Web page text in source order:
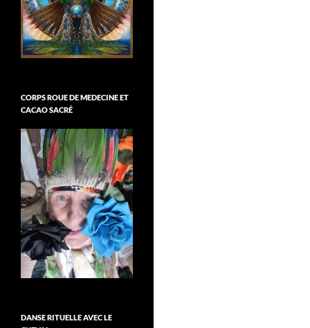
CORPS ROUE DE MEDECINE ET
CACAO SACRÉ
DANSE RITUELLE AVEC LE